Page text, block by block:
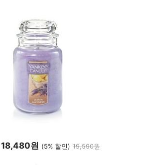
18,480원 (5% 할인) 19,590원